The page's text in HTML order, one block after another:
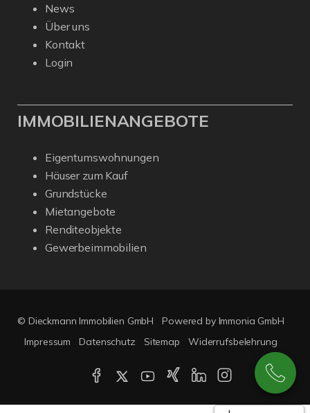
News
Über uns
Kontakt
Login
IMMOBILIENANGEBOTE
Eigentumswohnungen
Häuser zum Kauf
Grundstücke
Mietangebote
Renditeobjekte
Gewerbeimmobilien
© Dieckmann Immobilien GmbH
Powered by Immonia GmbH
Impressum
Datenschutz Sitemap Widerrufsbelehrung